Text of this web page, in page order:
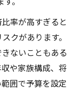
率が高すぎると
クがあります。
ないこともある
や家族構成、将
囲で予算を設定